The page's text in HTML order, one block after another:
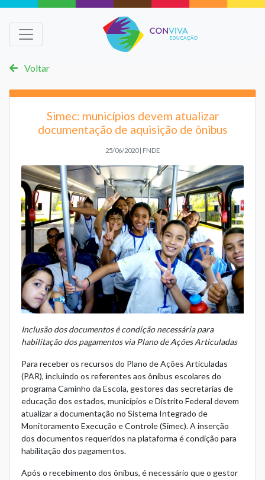
Voltar
Simec: municípios devem atualizar
documentação de aquisição de ônibus
25/06/2020 | FNDE
Inclusão dos documentos é condição necessária para
habilitação dos pagamentos via Plano de Ações Articuladas
Para receber os recursos do Plano de Ações Articuladas
(PAR), incluindo os referentes aos ônibus escolares do
programa Caminho da Escola, gestores das secretarias de
educação dos estados, municípios e Distrito Federal devem
atualizar a documentação no Sistema Integrado de
Monitoramento Execução e Controle (Simec). A inserção
dos documentos requeridos na plataforma é condição para
habilitação dos pagamentos.
Após o recebimento dos ônibus, é necessário que o gestor